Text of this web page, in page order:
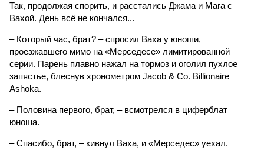
Так, продолжая спорить, и расстались Джама и Мага с
Вахой. День всё не кончался...
– Который час, брат? – спросил Ваха у юноши,
проезжавшего мимо на «Мерседесе» лимитированной
серии. Парень плавно нажал на тормоз и оголил пухлое
запястье, блеснув хронометром Jacob & Co. Billionaire
Ashoka.
– Половина первого, брат, – всмотрелся в циферблат
юноша.
– Спасибо, брат, – кивнул Ваха, и «Мерседес» уехал.